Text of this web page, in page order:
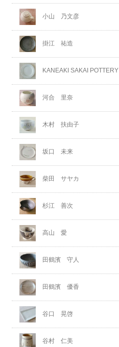
小山 乃文彦
掛江 祐造
KANEAKI SAKAI POTTERY
河合 里奈
木村 扶由子
坂口 未来
柴田 サヤカ
杉江 善次
高山 愛
田鶴濱 守人
田鶴濱 優香
谷口 晃啓
谷村 仁美